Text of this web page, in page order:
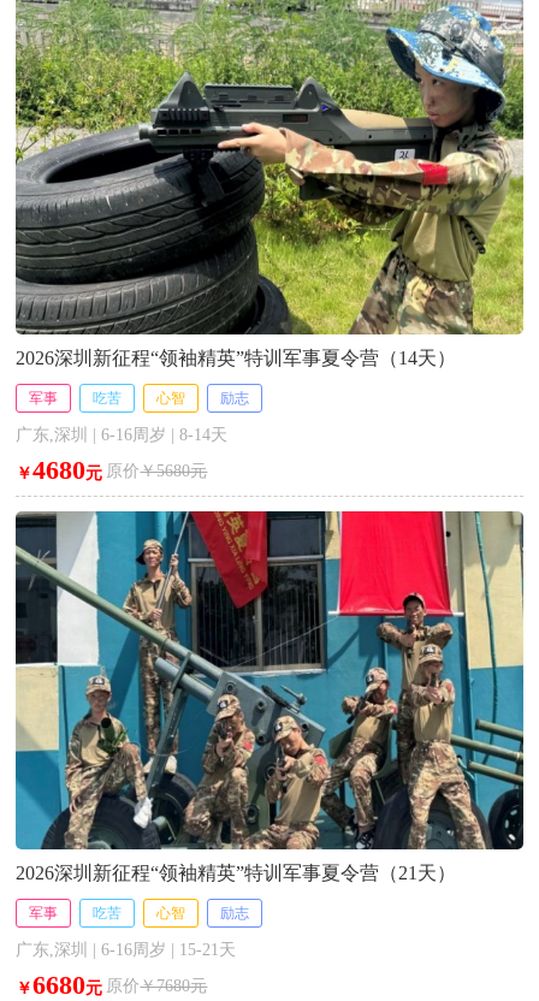
2026深圳新征程“领袖精英”特训军事夏令营（14天）
军事 吃苦 心智 励志
广东,深圳 | 6-16周岁 | 8-14天
￥4680元 原价￥5680元
2026深圳新征程“领袖精英”特训军事夏令营（21天）
军事 吃苦 心智 励志
广东,深圳 | 6-16周岁 | 15-21天
￥6680元 原价￥7680元